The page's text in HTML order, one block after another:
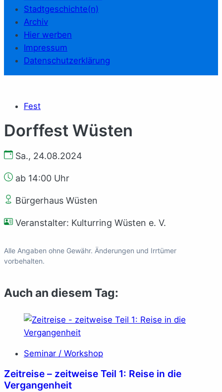
Stadtgeschichte(n)
Archiv
Hier werben
Impressum
Datenschutzerklärung
Fest
Dorffest Wüsten
Sa., 24.08.2024
ab 14:00 Uhr
Bürgerhaus Wüsten
Veranstalter: Kulturring Wüsten e. V.
Alle Angaben ohne Gewähr. Änderungen und Irrtümer
vorbehalten.
Auch an diesem Tag:
Seminar / Workshop
Zeitreise – zeitweise Teil 1: Reise in die
Vergangenheit